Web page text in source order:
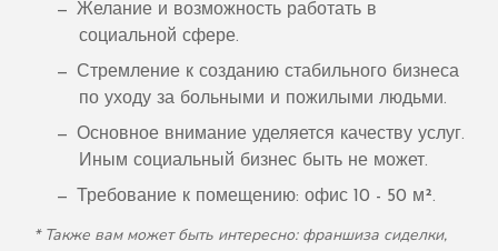
Желание и возможность работать в
социальной сфере.​​​​​​​
Стремление к созданию стабильного бизнеса
по уходу за больными и пожилыми людьми.
Основное внимание уделяется качеству услуг.
Иным социальный бизнес быть не может.
Требование к помещению: офис 10 - 50 м².
* Также вам может быть интересно: франшиза сиделки,